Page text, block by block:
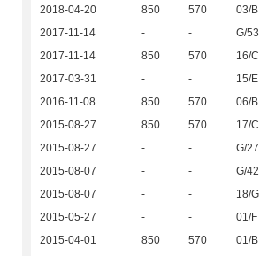
2018-04-20
850 570 03/B
2017-11-14
- - G/53
2017-11-14
850 570 16/C
2017-03-31
- - 15/E
2016-11-08
850 570 06/B
2015-08-27
850 570 17/C
2015-08-27
- - G/27
2015-08-07
- - G/42
2015-08-07
- - 18/G
2015-05-27
- - 01/F
2015-04-01
850 570 01/B